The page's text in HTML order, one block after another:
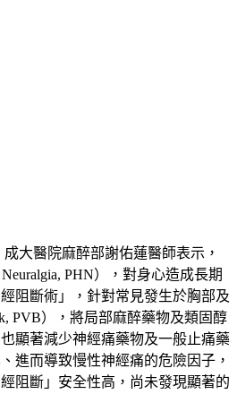
大醫院麻醉部謝佑蓮醫師表示，
PHN），對身心造成長期
阻斷術」，針對常見發生於胸部及
PVB），將局部麻醉藥物及類固醇
顯著減少神經痛藥物及一般止痛藥
進而導致慢性神經痛的危險因子，
阻斷」安全性高，尚未發現顯著的